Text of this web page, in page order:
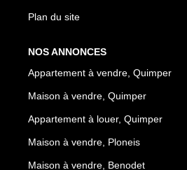
Plan du site
NOS ANNONCES
Appartement à vendre, Quimper
Maison à vendre, Quimper
Appartement à louer, Quimper
Maison à vendre, Ploneis
Maison à vendre, Benodet